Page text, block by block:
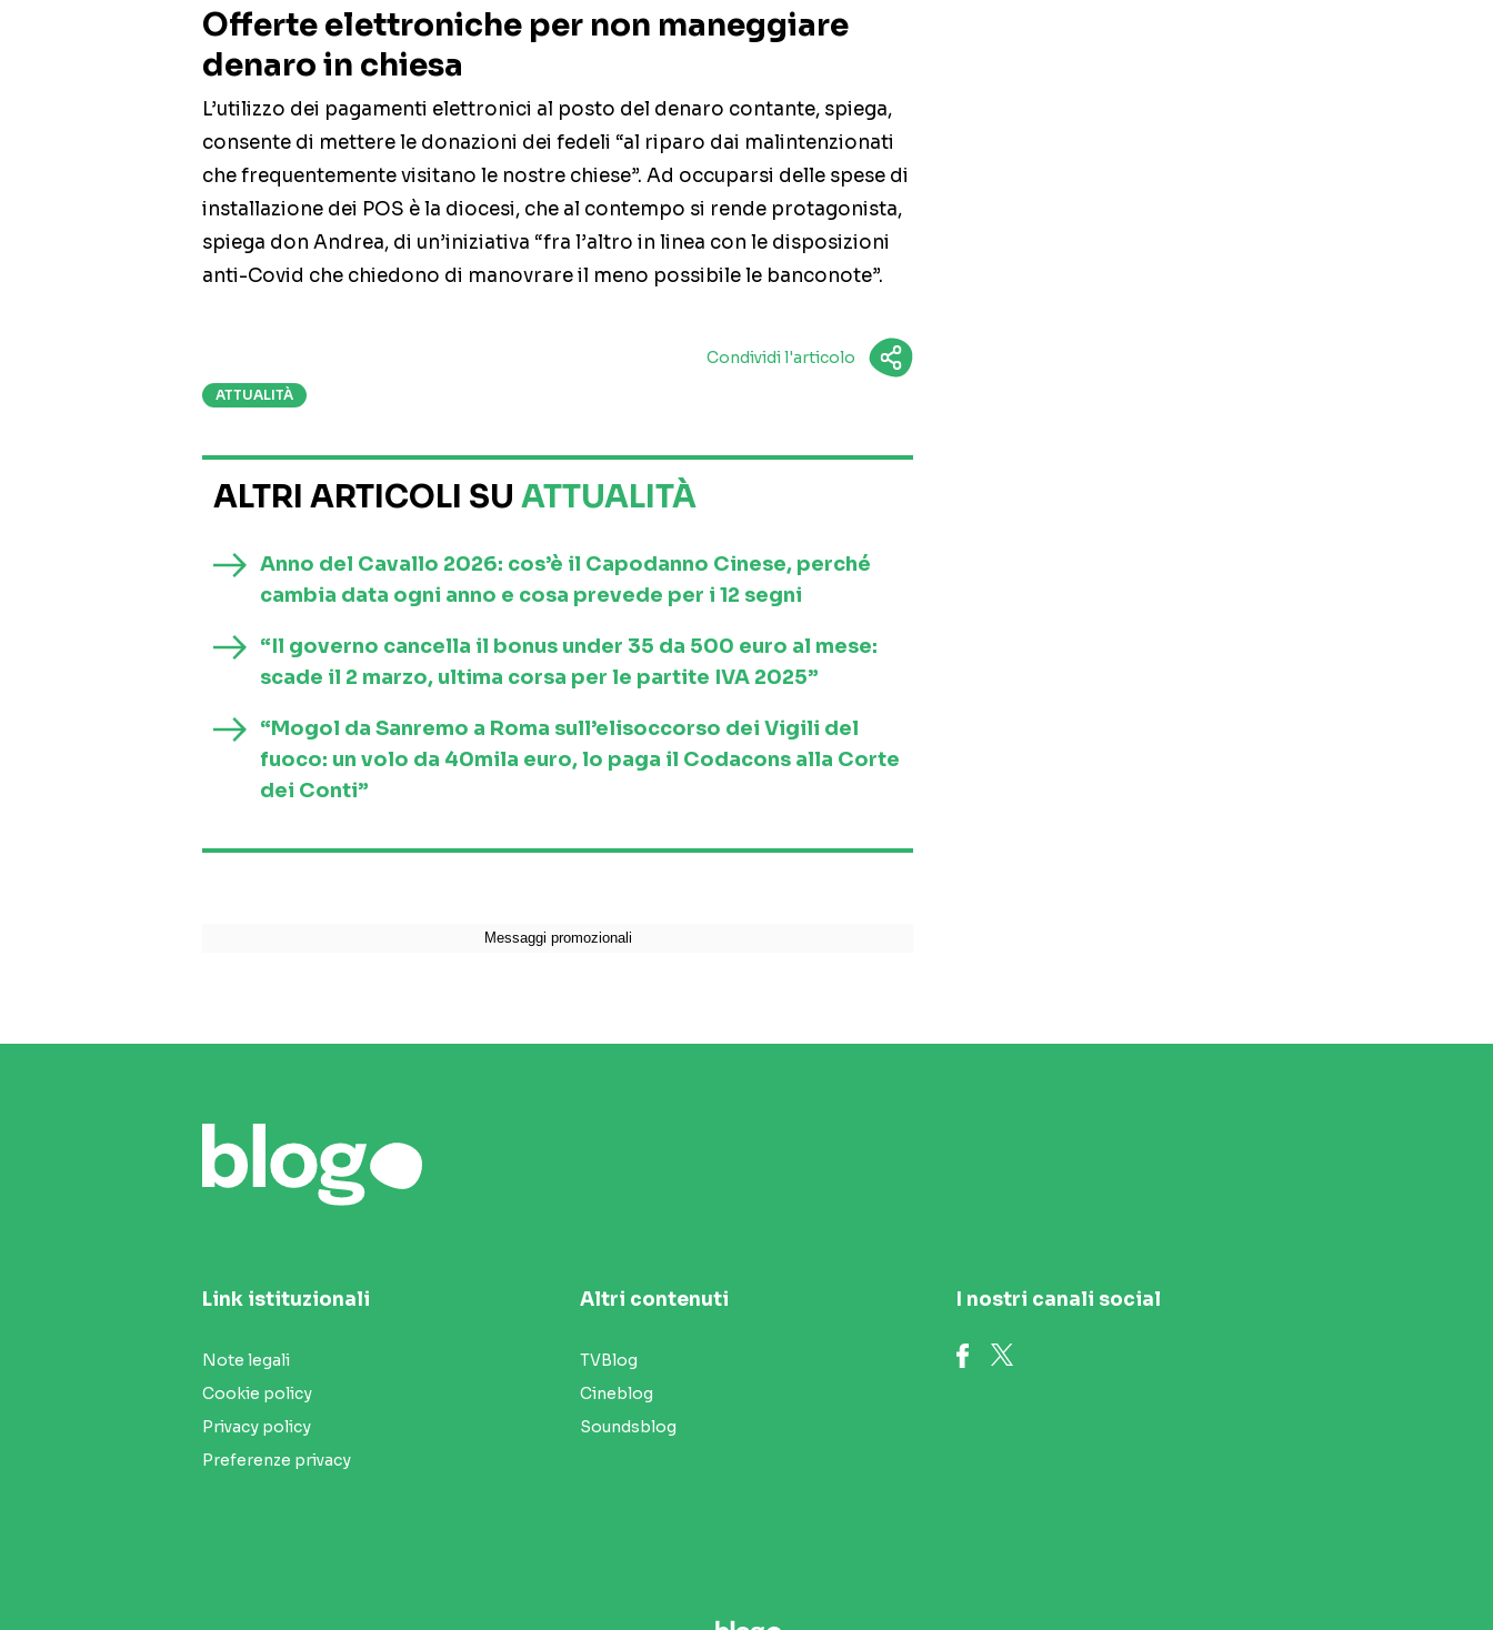
Offerte elettroniche per non maneggiare
denaro in chiesa
L’utilizzo dei pagamenti elettronici al posto del denaro contante, spiega,
consente di mettere le donazioni dei fedeli “al riparo dai malintenzionati
che frequentemente visitano le nostre chiese”. Ad occuparsi delle spese di
installazione dei POS è la diocesi, che al contempo si rende protagonista,
spiega don Andrea, di un’iniziativa “fra l’altro in linea con le disposizioni
anti-Covid che chiedono di manovrare il meno possibile le banconote”.
Condividi l'articolo
ATTUALITÀ
ALTRI ARTICOLI SU ATTUALITÀ
Anno del Cavallo 2026: cos’è il Capodanno Cinese, perché
cambia data ogni anno e cosa prevede per i 12 segni
“Il governo cancella il bonus under 35 da 500 euro al mese:
scade il 2 marzo, ultima corsa per le partite IVA 2025”
“Mogol da Sanremo a Roma sull’elisoccorso dei Vigili del
fuoco: un volo da 40mila euro, lo paga il Codacons alla Corte
dei Conti”
Link istituzionali
Note legali
Cookie policy
Privacy policy
Preferenze privacy
Altri contenuti
TVBlog
Cineblog
Soundsblog
I nostri canali social